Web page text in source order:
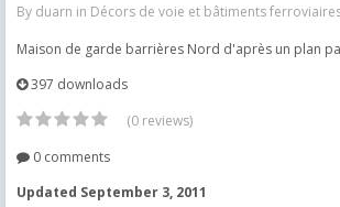
By duarn in Décors de voie et bâtiments
Maison de garde barrières Nord d'après un plan
397 downloads
(0 reviews)
0 comments
Updated September 3, 2011